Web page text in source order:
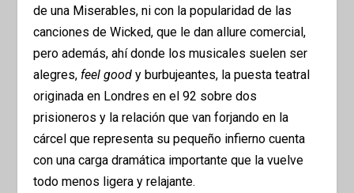
de una Miserables, ni con la popularidad de las
canciones de Wicked, que le dan allure comercial,
pero además, ahí donde los musicales suelen ser
alegres, feel good y burbujeantes, la puesta teatral
originada en Londres en el 92 sobre dos
prisioneros y la relación que van forjando en la
cárcel que representa su pequeño infierno cuenta
con una carga dramática importante que la vuelve
todo menos ligera y relajante.